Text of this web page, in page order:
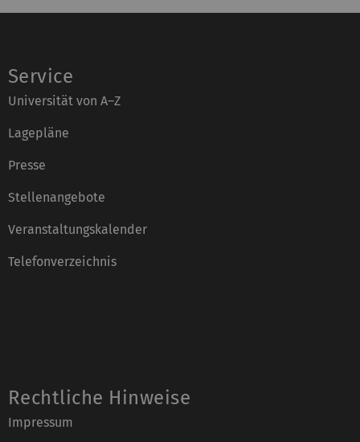
Service
Universität von A–Z
Lagepläne
Presse
Stellenangebote
Veranstaltungskalender
Telefonverzeichnis
Rechtliche Hinweise
Impressum